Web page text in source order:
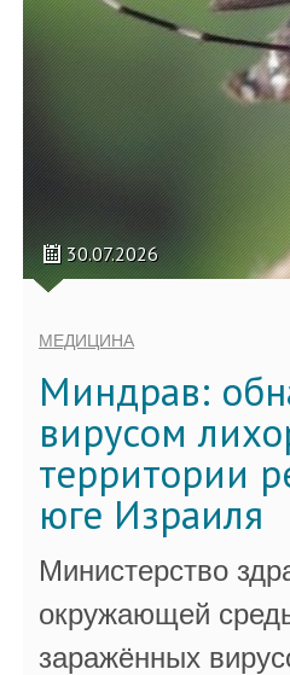
30.07.2026
МЕДИЦИНА
Миндрав:
вирусом
территории
юге Израиля
Министерство
окружающей
заражённых